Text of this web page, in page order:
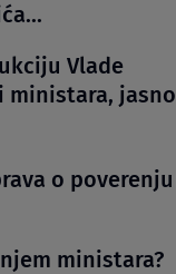
Vlade
ministara, jasno
o poverenju
ministara?